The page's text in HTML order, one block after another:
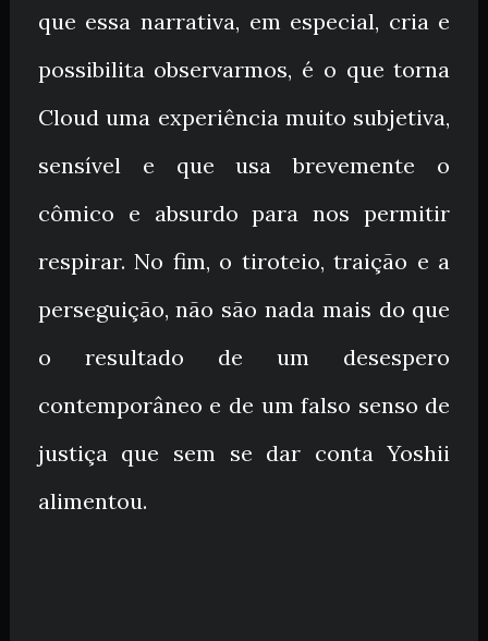
que essa narrativa, em especial, cria e
possibilita observarmos, é o que torna
Cloud uma experiência muito subjetiva,
sensível e que usa brevemente o
cômico e absurdo para nos permitir
respirar. No fim, o tiroteio, traição e a
perseguição, não são nada mais do que
o resultado de um desespero
contemporâneo e de um falso senso de
justiça que sem se dar conta Yoshii
alimentou.